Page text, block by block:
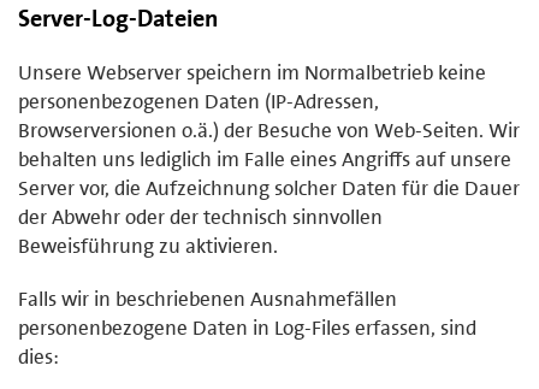
Server-Log-Dateien
Unsere Webserver speichern im Normalbetrieb keine
personenbezogenen Daten (IP-Adressen,
Browserversionen o.ä.) der Besuche von Web-Seiten. Wir
behalten uns lediglich im Falle eines Angriffs auf unsere
Server vor, die Aufzeichnung solcher Daten für die Dauer
der Abwehr oder der technisch sinnvollen
Beweisführung zu aktivieren.
Falls wir in beschriebenen Ausnahmefällen
personenbezogene Daten in Log-Files erfassen, sind
dies: